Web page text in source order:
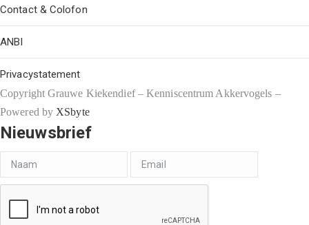
Contact & Colofon
ANBI
Privacystatement
Copyright Grauwe Kiekendief – Kenniscentrum Akkervogels –
Powered by XSbyte
Nieuwsbrief